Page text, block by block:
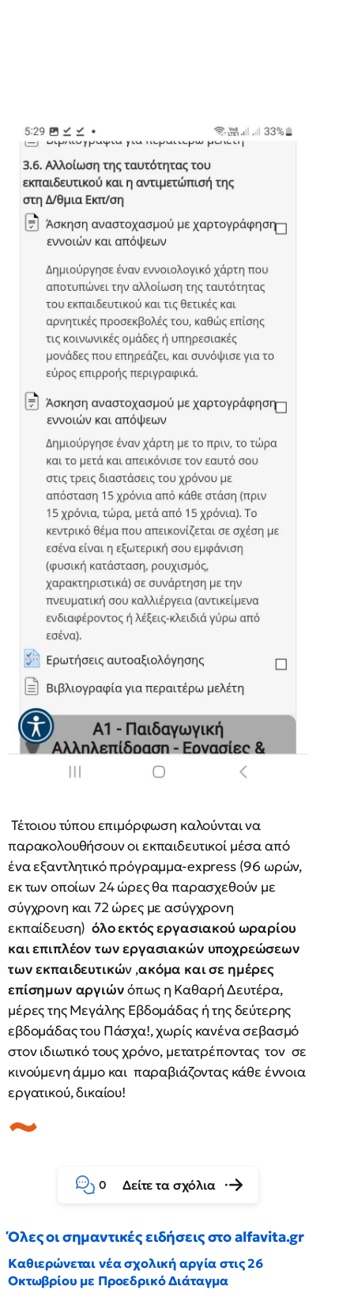
Τέτοιου τύπου επιμόρφωση καλούνται να
παρακολουθήσουν οι εκπαιδευτικοί μέσα από
ένα εξαντλητικό πρόγραμμα-express (96 ωρών,
εκ των οποίων 24 ώρες θα παρασχεθούν με
σύγχρονη και 72 ώρες με ασύγχρονη
εκπαίδευση) όλο εκτός εργασιακού ωραρίου
και επιπλέον των εργασιακών υποχρεώσεων
των εκπαιδευτικών ,ακόμα και σε ημέρες
επίσημων αργιώνόπως η Καθαρή Δευτέρα,
μέρες της Μεγάλης Εβδομάδας ή της δεύτερης
εβδομάδας του Πάσχα!,χωρίς κανένα σεβασμό
στον ιδιωτικό τους χρόνο, μετατρέποντας τον σε
κινούμενη άμμο και παραβιάζοντας κάθε έννοια
εργατικού, δικαίου!
0 Δείτε τα σχόλια
Όλες οι σημαντικές ειδήσεις στο alfavita.gr
Καθιερώνεται νέα σχολική αργία στις 26
Οκτωβρίου με Προεδρικό Διάταγμα